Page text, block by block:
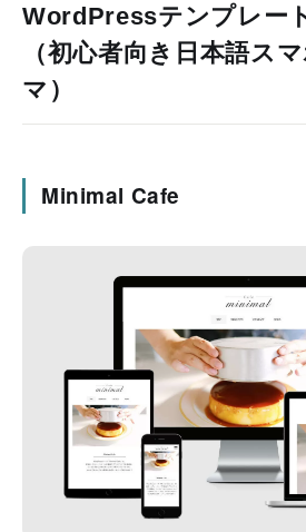
WordPressテンプレー
（初心者向き日本語ス
マ）
Minimal Cafe